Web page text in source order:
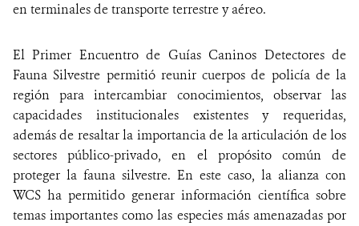
en terminales de transporte terrestre y aéreo.
El Primer Encuentro de Guías Caninos Detectores de
Fauna Silvestre permitió reunir cuerpos de policía de la
región para intercambiar conocimientos, observar las
capacidades institucionales existentes y requeridas,
además de resaltar la importancia de la articulación de los
sectores público-privado, en el propósito común de
proteger la fauna silvestre. En este caso, la alianza con
WCS ha permitido generar información científica sobre
temas importantes como las especies más amenazadas por